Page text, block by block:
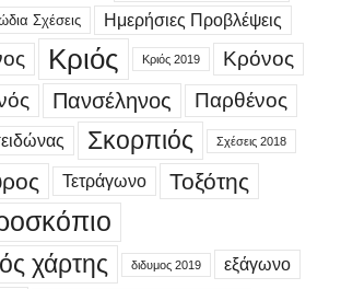
Σχέσεις Ημερήσιες Προβλέψεις
Κριός Κριός 2019
Κρόνος
Πανσέληνος Παρθένος
Σκορπιός Σχέσεις 2018
Τετράγωνο Τοξότης
χάρτης διδυμος 2019 εξάγωνο